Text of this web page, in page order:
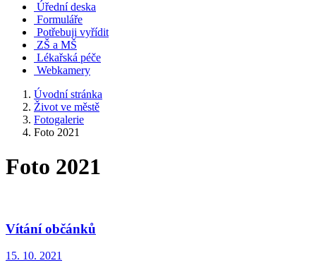
Úřední deska
Formuláře
Potřebuji vyřídit
ZŠ a MŠ
Lékařská péče
Webkamery
Úvodní stránka
Život ve městě
Fotogalerie
Foto 2021
Foto 2021
Vítání občánků
15. 10. 2021